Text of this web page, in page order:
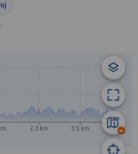
2.3 km 3.5 km 4.7 km